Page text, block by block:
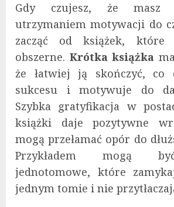
Gdy czujesz, że masz
utrzymaniem motywacji do
zacząć od książek,
obszerne. Krótka książka
że łatwiej ją skończyć, co
sukcesu i motywuje do
Szybka gratyfikacja w
książki daje pozytywne
mogą przełamać opór do
Przykładem mogą
jednotomowe, które
jednym tomie i nie